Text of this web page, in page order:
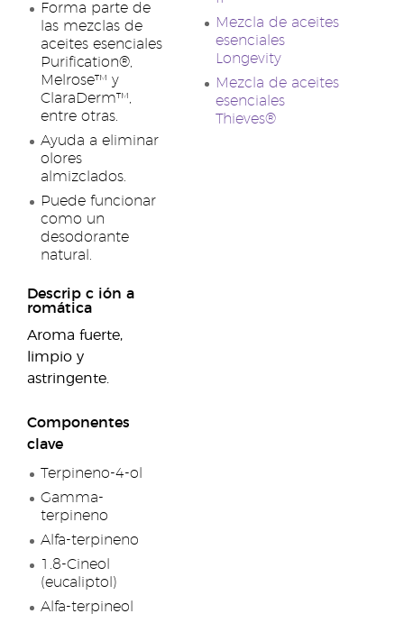
Forma parte de
las mezclas de
aceites esenciales
Purification®,
Melrose™ y
ClaraDerm™,
entre otras.
Ayuda a eliminar
olores
almizclados.
Puede funcionar
como un
desodorante
natural.
Descrip c ión a
romática
Aroma fuerte,
limpio y
astringente.
Componentes
clave
Terpineno-4-ol
Gamma-
terpineno
Alfa-terpineno
1.8-Cineol
(eucaliptol)
Alfa-terpineol
Mezcla de aceites
esenciales
Longevity
Mezcla de aceites
esenciales
Thieves®